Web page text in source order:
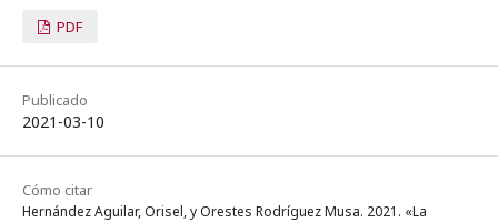
PDF
Publicado
2021-03-10
Cómo citar
Hernández Aguilar, Orisel, y Orestes Rodríguez Musa. 2021. «La